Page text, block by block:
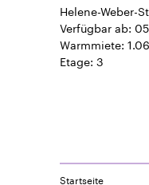
Helene-Weber-
Verfügbar ab
Warmmiete
Etage 3
Startseite